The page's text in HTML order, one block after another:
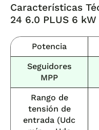
Características
24 6.0 PLUS 6 kW
Potencia
Seguidores
MPP
Rango de
tensión de
entrada (Udc